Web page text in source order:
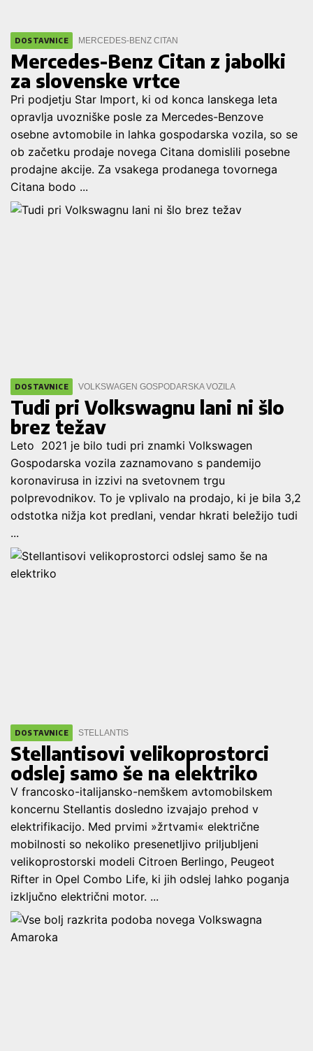
DOSTAVNICE MERCEDES-BENZ CITAN
Mercedes-Benz Citan z jabolki
za slovenske vrtce
Pri podjetju Star Import, ki od konca lanskega leta
opravlja uvozniške posle za Mercedes-Benzove
osebne avtomobile in lahka gospodarska vozila, so se
ob začetku prodaje novega Citana domislili posebne
prodajne akcije. Za vsakega prodanega tovornega
Citana bodo ...
DOSTAVNICE VOLKSWAGEN GOSPODARSKA VOZILA
Tudi pri Volkswagnu lani ni šlo
brez težav
Leto 2021 je bilo tudi pri znamki Volkswagen
Gospodarska vozila zaznamovano s pandemijo
koronavirusa in izzivi na svetovnem trgu
polprevodnikov. To je vplivalo na prodajo, ki je bila 3,2
odstotka nižja kot predlani, vendar hkrati beležijo tudi
...
DOSTAVNICE STELLANTIS
Stellantisovi velikoprostorci
odslej samo še na elektriko
V francosko-italijansko-nemškem avtomobilskem
koncernu Stellantis dosledno izvajajo prehod v
elektrifikacijo. Med prvimi »žrtvami« električne
mobilnosti so nekoliko presenetljivo priljubljeni
velikoprostorski modeli Citroen Berlingo, Peugeot
Rifter in Opel Combo Life, ki jih odslej lahko poganja
izključno električni motor. ...